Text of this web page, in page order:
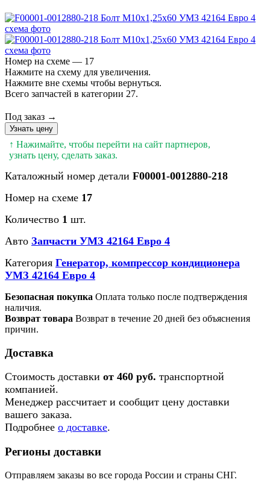
Номер на схеме — 17
Нажмите на схему для увеличения.
Нажмите вне схемы чтобы вернуться.
Всего запчастей в категории 27.
Под заказ →
Узнать цену
↑ Нажимайте, чтобы перейти на сайт партнеров,
узнать цену, сделать заказ.
Каталожный номер детали F00001-0012880-218
Номер на схеме 17
Количество 1 шт.
Авто Запчасти УМЗ 42164 Евро 4
Категория Генератор, компрессор кондиционера
УМЗ 42164 Евро 4
Безопасная покупка Оплата только после подтверждения
наличия.
Возврат товара Возврат в течение 20 дней без объяснения
причин.
Доставка
Стоимость доставки от 460 руб. транспортной
компанией.
Менеджер рассчитает и сообщит цену доставки
вашего заказа.
Подробнее о доставке.
Регионы доставки
Отправляем заказы во все города России и страны СНГ.